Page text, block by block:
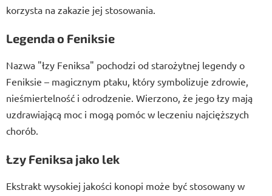
korzysta na zakazie jej stosowania.
Legenda o Feniksie
Nazwa "łzy Feniksa" pochodzi od starożytnej legendy o
Feniksie – magicznym ptaku, który symbolizuje zdrowie,
nieśmiertelność i odrodzenie. Wierzono, że jego łzy mają
uzdrawiającą moc i mogą pomóc w leczeniu najcięższych
chorób.
Łzy Feniksa jako lek
Ekstrakt wysokiej jakości konopi może być stosowany w